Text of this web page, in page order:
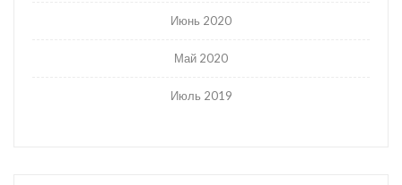
Июнь 2020
Май 2020
Июль 2019